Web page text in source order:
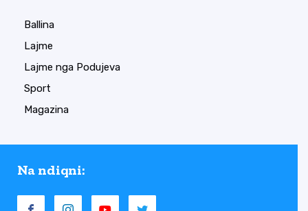
Ballina
Lajme
Lajme nga Podujeva
Sport
Magazina
Na ndiqni: